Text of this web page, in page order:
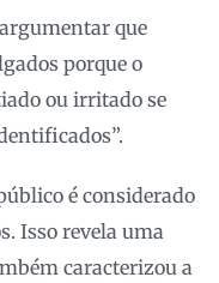
que
porque o
ou irritado se
é considerado
Isso revela uma
caracterizou a